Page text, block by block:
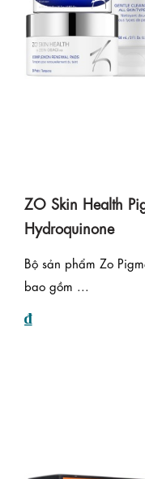
ZO Skin Health
Hydroquinone
Bộ sản phẩm Zo
bao gồm ...
₫